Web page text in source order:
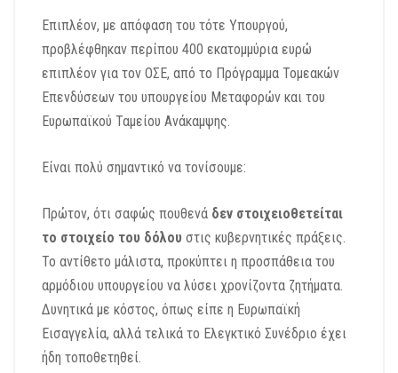
Επιπλέον, με απόφαση του τότε Υπουργού,
προβλέφθηκαν περίπου 400 εκατομμύρια ευρώ
επιπλέον για τον ΟΣΕ, από το Πρόγραμμα Τομεακών
Επενδύσεων του υπουργείου Μεταφορών και του
Ευρωπαϊκού Ταμείου Ανάκαμψης.
Είναι πολύ σημαντικό να τονίσουμε:
Πρώτον, ότι σαφώς πουθενά δεν στοιχειοθετείται
το στοιχείο του δόλου στις κυβερνητικές πράξεις.
Το αντίθετο μάλιστα, προκύπτει η προσπάθεια του
αρμόδιου υπουργείου να λύσει χρονίζοντα ζητήματα.
Δυνητικά με κόστος, όπως είπε η Ευρωπαϊκή
Εισαγγελία, αλλά τελικά το Ελεγκτικό Συνέδριο έχει
ήδη τοποθετηθεί.